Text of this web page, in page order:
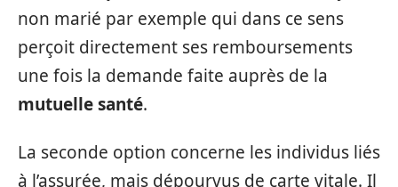
non marié par exemple qui dans ce sens
perçoit directement ses remboursements
une fois la demande faite auprès de la
mutuelle santé.
La seconde option concerne les individus liés
à l’assurée, mais dépourvus de carte vitale. Il